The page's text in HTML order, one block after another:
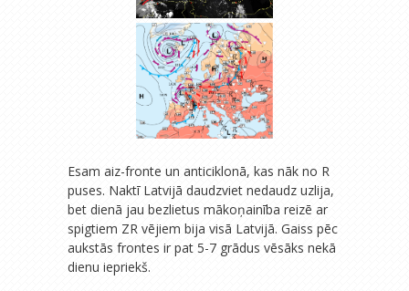
Esam aiz-fronte un anticiklonā, kas nāk no R
puses. Naktī Latvijā daudzviet nedaudz uzlija,
bet dienā jau bezlietus mākoņainība reizē ar
spigtiem ZR vējiem bija visā Latvijā. Gaiss pēc
aukstās frontes ir pat 5-7 grādus vēsāks nekā
dienu iepriekš.